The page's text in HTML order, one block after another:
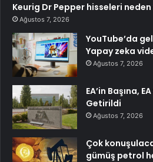
Keurig Dr Pepper hisseleri
Ağustos 7, 2026
YouTube’da
Yapay zeka
Ağustos 7, 2026
EA’in Başına,
Getirildi
Ağustos 7, 2026
Çok
gümüş petrol